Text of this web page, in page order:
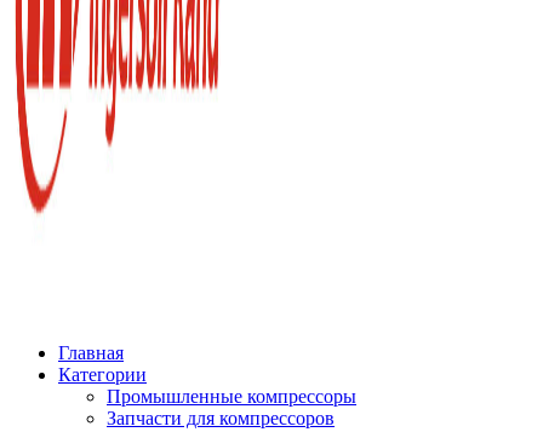
Главная
Категории
Промышленные компрессоры
Запчасти для компрессоров